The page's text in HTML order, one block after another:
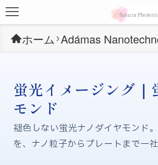
ホーム Adámas
蛍光イメージング｜
モンド
褪色しない蛍光ナノダイヤモンド
を、ナノ粒子からプレートまで一社